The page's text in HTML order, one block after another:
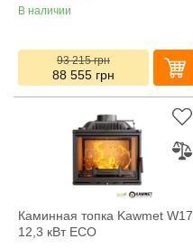
В наличии
93 215грн
88 555 грн
Каминная топка Kawmet W17
12,3 кВт ECO